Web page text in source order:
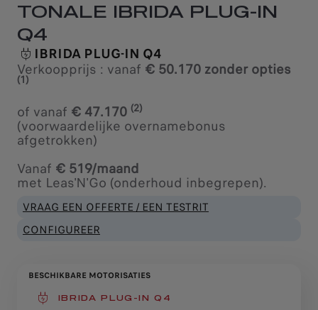
TONALE IBRIDA PLUG-IN
Q4
IBRIDA PLUG-IN Q4
Verkoopprijs : vanaf € 50.170 zonder opties
(1)
of vanaf € 47.170 (2)
(voorwaardelijke overnamebonus
afgetrokken)
Vanaf € 519/maand
met Leas'N'Go (onderhoud inbegrepen).
VRAAG EEN OFFERTE / EEN TESTRIT
CONFIGUREER
BESCHIKBARE MOTORISATIES
IBRIDA PLUG-IN Q4